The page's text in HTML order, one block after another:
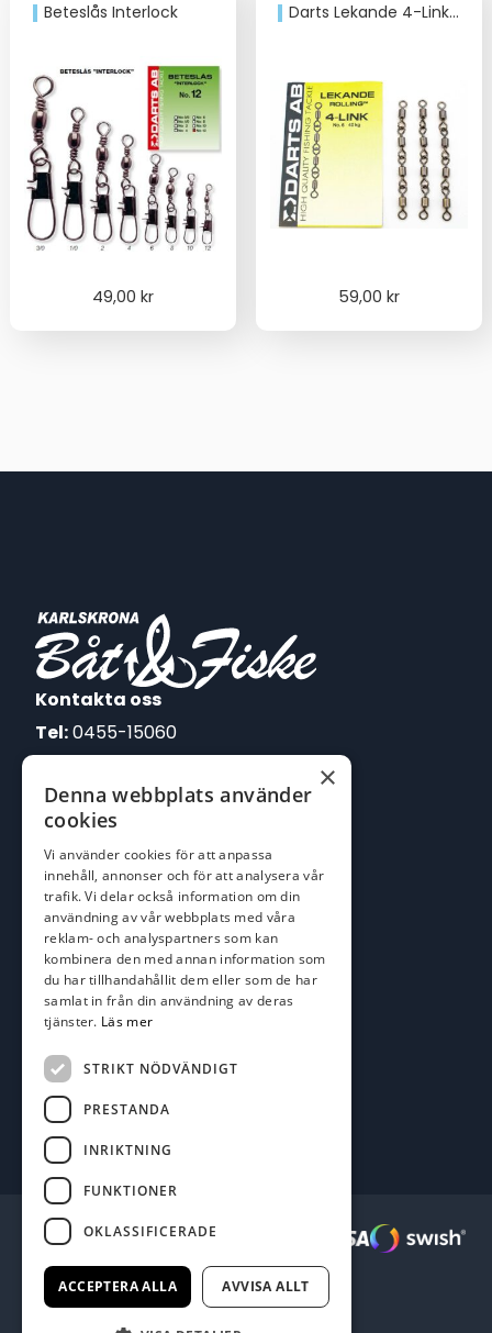
Beteslås Interlock
49,00kr
Darts Lekande 4-Link – 3-Pack – 6
59,00 kr
Kontakta oss
Tel:0455-15060
E-post:
johan@batofiske.se
kim@batofiske.se
Adress
Karlskrona Båt & Fiske AB
Lallerstedts gata 4
371 54 Karlskrona
Följ oss
Facebook
Säkra betalningar :
×
Denna webbplats använder
cookies
Vi använder cookies för att anpassa
innehåll, annonser och för att analysera vår
trafik. Vi delar också information om din
användning av vår webbplats med våra
reklam- och analyspartners som kan
kombinera den med annan information som
du har tillhandahållit dem eller som de har
samlat in från din användning av deras
tjänster. Läs mer
STRIKT NÖDVÄNDIGT
PRESTANDA
INRIKTNING
FUNKTIONER
OKLASSIFICERADE
ACCEPTERA ALLA AVVISA ALLT